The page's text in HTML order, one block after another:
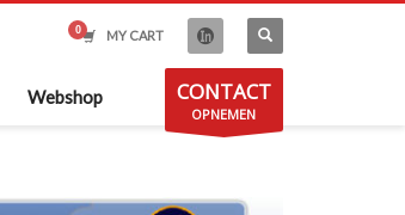
MY CART
Webshop CONTACT
OPNEMEN